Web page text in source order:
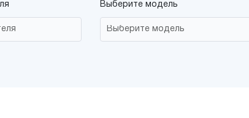
Выберите модель